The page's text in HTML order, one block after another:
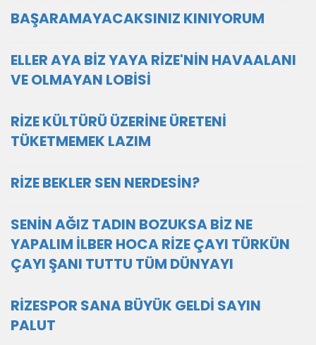
BAŞARAMAYACAKSINIZ KINIYORUM
ELLER AYA BİZ YAYA RİZE'NİN HAVAALANI
VE OLMAYAN LOBİSİ
RİZE KÜLTÜRÜ ÜZERİNE ÜRETENİ
TÜKETMEMEK LAZIM
RİZE BEKLER SEN NERDESİN?
SENİN AĞIZ TADIN BOZUKSA BİZ NE
YAPALIM İLBER HOCA RİZE ÇAYI TÜRKÜN
ÇAYI ŞANI TUTTU TÜM DÜNYAYI
RİZESPOR SANA BÜYÜK GELDİ SAYIN
PALUT